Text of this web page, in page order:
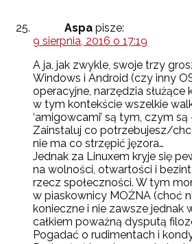
Aspa pisze:
9 sierpnia, 2016 o 17:19
A ja, jak zwykle, swoje trzy
Windows i Android (czy inny
operacyjne, narzędzia służące
w tym kontekście wszelkie
‘amigowcami’ są tym, czym są
Zainstaluj co potrzebujesz/
nie ma co strzępić jęzora…
Jednak za Linuxem kryje się
na wolności, otwartości i
rzecz społeczności. W tym
w piaskownicy MOŻNA (choć
konieczne i nie zawsze jednak
całkiem poważną dysputą
Pogadać o rudimentach i